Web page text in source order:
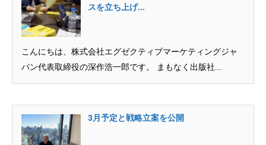
スを立ち上げ...
こんにちは、株式会社エグゼクティブマーケティングジャ
パン代表取締役の深作浩一郎です。 まもなく出版社...
3月予定と戦略立案を公開